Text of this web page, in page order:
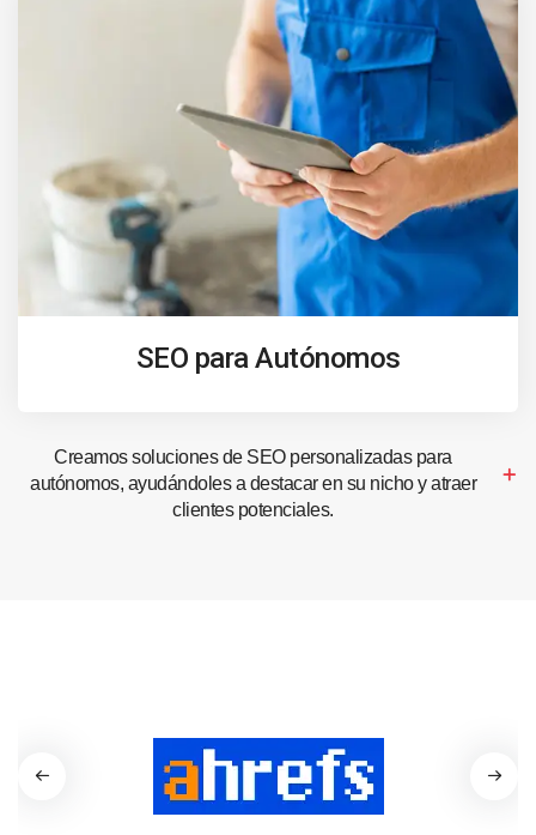
SEO para Autónomos
Creamos soluciones de SEO personalizadas para
autónomos, ayudándoles a destacar en su nicho y atraer
clientes potenciales.